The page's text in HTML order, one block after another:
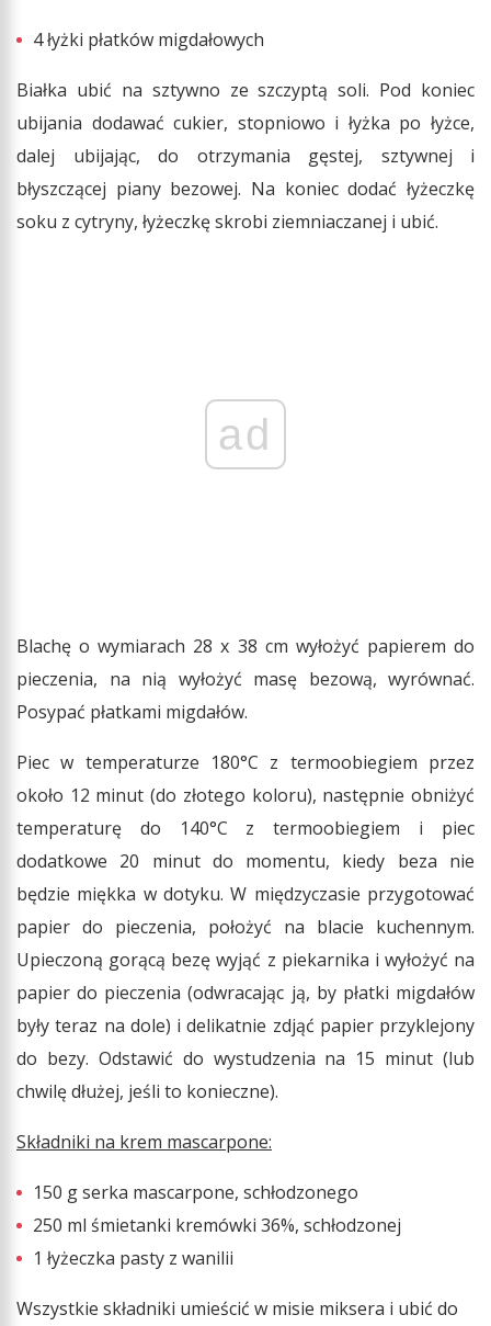
4 łyżki płatków migdałowych
Białka ubić na sztywno ze szczyptą soli. Pod koniec
ubijania dodawać cukier, stopniowo i łyżka po łyżce,
dalej ubijając, do otrzymania gęstej, sztywnej i
błyszczącej piany bezowej. Na koniec dodać łyżeczkę
soku z cytryny, łyżeczkę skrobi ziemniaczanej i ubić.
ad
Blachę o wymiarach 28 x 38 cm wyłożyć papierem do
pieczenia, na nią wyłożyć masę bezową, wyrównać.
Posypać płatkami migdałów.
Piec w temperaturze 180°C z termoobiegiem przez
około 12 minut (do złotego koloru), następnie obniżyć
temperaturę do 140°C z termoobiegiem i piec
dodatkowe 20 minut do momentu, kiedy beza nie
będzie miękka w dotyku. W międzyczasie przygotować
papier do pieczenia, położyć na blacie kuchennym.
Upieczoną gorącą bezę wyjąć z piekarnika i wyłożyć na
papier do pieczenia (odwracając ją, by płatki migdałów
były teraz na dole) i delikatnie zdjąć papier przyklejony
do bezy. Odstawić do wystudzenia na 15 minut (lub
chwilę dłużej, jeśli to konieczne).
Składniki na krem mascarpone:
150 g serka mascarpone, schłodzonego
250 ml śmietanki kremówki 36%, schłodzonej
1 łyżeczka pasty z wanilii
Wszystkie składniki umieścić w misie miksera i ubić do